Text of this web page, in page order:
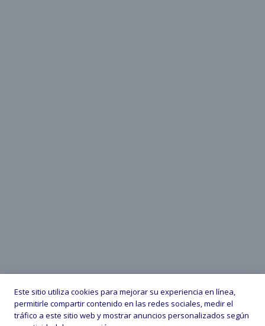
Este sitio utiliza cookies para mejorar su experiencia en línea,
permitirle compartir contenido en las redes sociales, medir el
tráfico a este sitio web y mostrar anuncios personalizados según